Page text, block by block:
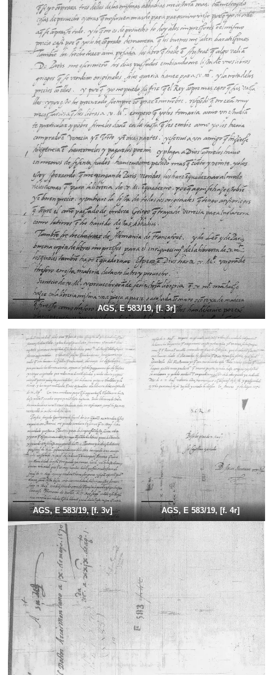
AGS, E 583/19, [f. 3r]
AGS, E 583/19, [f. 3v] AGS, E 583/19, [f. 4r]